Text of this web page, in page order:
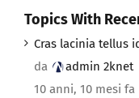
Topics With
Cras lacinia tellus
da
admin 2knet
10 anni, 10 mesi fa